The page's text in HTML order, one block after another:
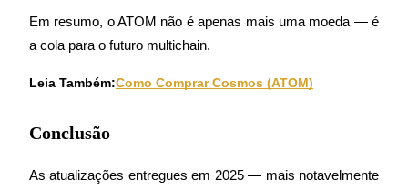
BTC New User Exclusive: 6.5% APR
Em resumo, o ATOM não é apenas mais uma moeda — é
a cola para o futuro multichain.
Leia Também:Como Comprar Cosmos (ATOM)
Conclusão
As atualizações entregues em 2025 — mais notavelmente